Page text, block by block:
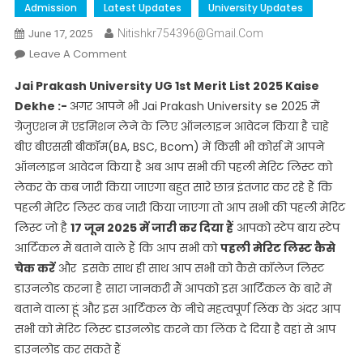
Admission Latest Updates University Updates
June 17, 2025 Nitishkr754396@gmail.com
Leave A CommentOn
Prakash
University
UG
1st
Merit
List
2025
Kaise
Dekhe
JP
University
1st
Merit
Jai Prakash University UG 1st Merit List 2025 Kaise
Dekhe :- अगर आपने भी Jai Prakash University se 2025 में
ग्रेजुएशन में एडमिशन लेने के लिए ऑनलाइन आवेदन किया है चाहे
बीए बीएससी बीकॉम(BA, BSC, Bcom) में किसी भी कोर्स में आपने
ऑनलाइन आवेदन किया है अब आप सभी की पहली मेरिट लिस्ट को
लेकर के कब जारी किया जाएगा बहुत सारे छात्र इंतजार कर रहे हैं कि
पहली मेरिट लिस्ट कब जारी किया जाएगा तो आप सभी की पहली मेरिट
लिस्ट जो है 17 जून 2025 में जारी कर दिया हैंआपको स्टेप बाय स्टेप
आर्टिकल मैं बताने वाले हैं कि आप सभी कोपहली मेरिट लिस्ट कैसे
चेक करेंऔर इसके साथ ही साथ आप सभी को कैसे कॉलेज लिस्ट
डाउनलोड करना है सारा जानकरी मैं आपको इस आर्टिकल के बारे में
बताने वाला हूं और इस आर्टिकल के नीचे महत्वपूर्ण लिंक के अंदर आप
सभी को मेरिट लिस्ट डाउनलोड करने का लिंक दे दिया है वहां से आप
डाउनलोड कर सकते हैं